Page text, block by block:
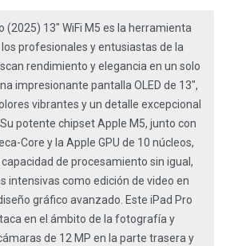
(2025) 13" WiFi M5 es la herramienta
profesionales y entusiastas de la
rendimiento y elegancia en un solo
impresionante pantalla OLED de 13",
vibrantes y un detalle excepcional
potente chipset Apple M5, junto con
Core y la Apple GPU de 10 núcleos,
de procesamiento sin igual,
intensivas como edición de video en
gráfico avanzado. Este iPad Pro
en el ámbito de la fotografía y
de 12 MP en la parte trasera y